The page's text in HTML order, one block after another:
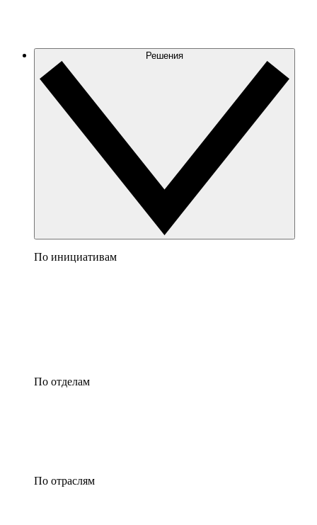
Решения
По инициативам
По отделам
По отраслям